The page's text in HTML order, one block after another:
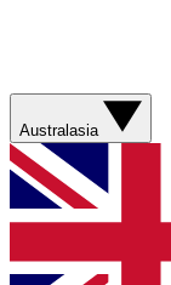
Australasia